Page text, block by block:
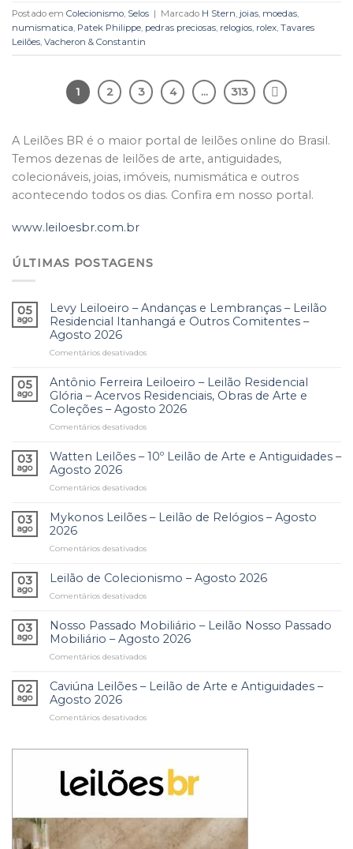
Postado em Colecionismo, Selos | Marcado H Stern, joias, moedas,
numismatica, Patek Philippe, pedras preciosas, relogios, rolex, Tavares
Leilões, Vacheron & Constantin
1 2 3 4 … 313
A Leilões BR é o maior portal de leilões online do Brasil.
Temos dezenas de leilões de arte, antiguidades,
colecionáveis, joias, imóveis, numismática e outros
acontecendo todos os dias. Confira em nosso portal.
www.leiloesbr.com.br
ÚLTIMAS POSTAGENS
05
ago
Levy Leiloeiro – Andanças e Lembranças – Leilão
Residencial Itanhangá e Outros Comitentes –
Agosto 2026
Comentários desativados
Leiloeiro
–
Andanças
e
Leilão
Comitentes
05
ago
Antônio Ferreira Leiloeiro – Leilão Residencial
Glória – Acervos Residenciais, Obras de Arte e
Coleções – Agosto 2026
Comentários desativados
Ferreira
Glória
de
–
Agosto
03
ago
Watten Leilões – 10º Leilão de Arte e Antiguidades –
Agosto 2026
Comentários desativados
Leilões
Arte
Agosto
2026
03
ago
Mykonos Leilões – Leilão de Relógios – Agosto
2026
Comentários desativados
Leilões
Relógios
–
03
ago
Leilão de Colecionismo – Agosto 2026
Comentários desativados
de
Colecionismo
–
03
ago
Nosso Passado Mobiliário – Leilão Nosso Passado
Mobiliário – Agosto 2026
Comentários desativados
Passado
Agosto
2026
02
ago
Caviúna Leilões – Leilão de Arte e Antiguidades –
Agosto 2026
Comentários desativados
Leilão
de
Arte
Antiguidades
Agosto